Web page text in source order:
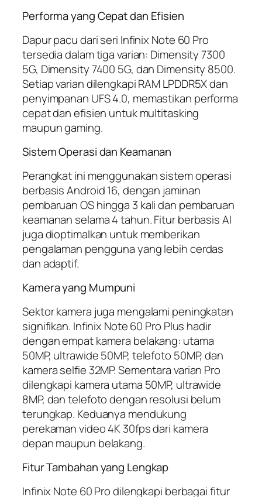
Performa yang Cepat dan Efisien
Dapur pacu dari seri Infinix Note 60 Pro
tersedia dalam tiga varian: Dimensity 7300
5G, Dimensity 7400 5G, dan Dimensity 8500.
Setiap varian dilengkapi RAM LPDDR5X dan
penyimpanan UFS 4.0, memastikan performa
cepat dan efisien untuk multitasking
maupun gaming.
Sistem Operasi dan Keamanan
Perangkat ini menggunakan sistem operasi
berbasis Android 16, dengan jaminan
pembaruan OS hingga 3 kali dan pembaruan
keamanan selama 4 tahun. Fitur berbasis AI
juga dioptimalkan untuk memberikan
pengalaman pengguna yang lebih cerdas
dan adaptif.
Kamera yang Mumpuni
Sektor kamera juga mengalami peningkatan
signifikan. Infinix Note 60 Pro Plus hadir
dengan empat kamera belakang: utama
50MP, ultrawide 50MP, telefoto 50MP, dan
kamera selfie 32MP. Sementara varian Pro
dilengkapi kamera utama 50MP, ultrawide
8MP, dan telefoto dengan resolusi belum
terungkap. Keduanya mendukung
perekaman video 4K 30fps dari kamera
depan maupun belakang.
Fitur Tambahan yang Lengkap
Infinix Note 60 Pro dilengkapi berbagai fitur